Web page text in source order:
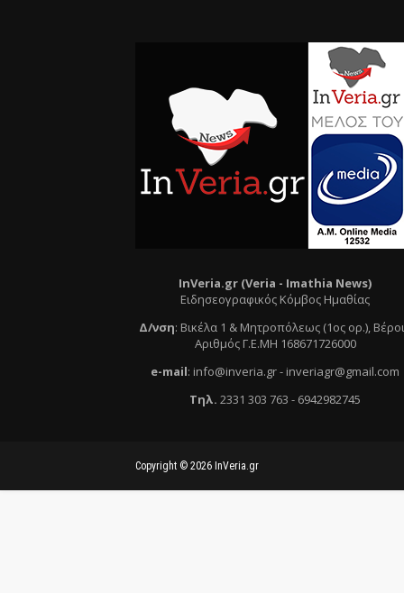
InVeria.gr (Veria - Ιmathia News)
Ειδησεογραφικός Κόμβος Ημαθίας
Δ/νση: Βικέλα 1 & Μητροπόλεως (1ος ορ.),
Αριθμός Γ.Ε.ΜΗ 168671726000
e-mail: info@inveria.gr- inveriagr@gmail.com
Τηλ. 2331 303 763 - 6942982745
Copyright © 2026 InVeria.gr